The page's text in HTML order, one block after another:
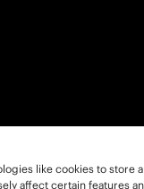
like cookies to
affect certain features